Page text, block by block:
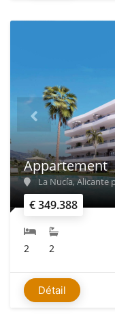
€ 349.388
Appartement
La Nucía, Alicante
2 2
Détail